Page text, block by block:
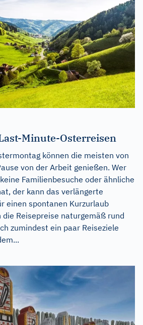
Minute-Osterreisen
können die meisten von
von der Arbeit genießen. Wer
Familienbesuche oder ähnliche
der kann das verlängerte
einen spontanen Kurzurlaub
die Reisepreise naturgemäß rund
zumindest ein paar Reiseziele